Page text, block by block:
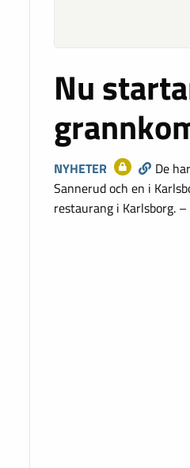
Nu
NYHETER
De
Sannerud och en i
restaurang i Karlsborg.